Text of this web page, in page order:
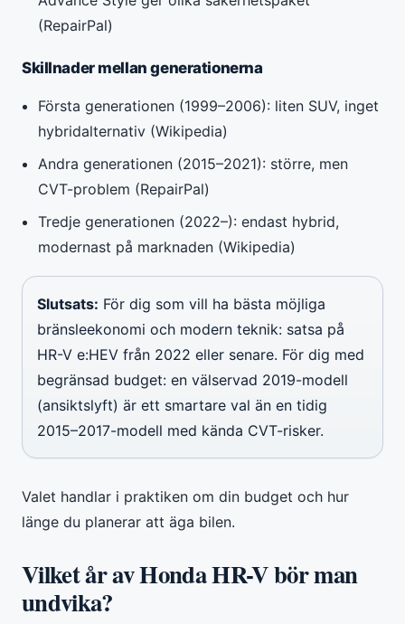
(RepairPal)
Skillnader mellan generationerna
Första generationen (1999–2006): liten SUV, inget
hybridalternativ (Wikipedia)
Andra generationen (2015–2021): större, men
CVT-problem (RepairPal)
Tredje generationen (2022–): endast hybrid,
modernast på marknaden (Wikipedia)
Slutsats: För dig som vill ha bästa möjliga
bränsleekonomi och modern teknik: satsa på
HR-V e:HEV från 2022 eller senare. För dig med
begränsad budget: en välservad 2019-modell
(ansiktslyft) är ett smartare val än en tidig
2015–2017-modell med kända CVT-risker.
Valet handlar i praktiken om din budget och hur
länge du planerar att äga bilen.
Vilket år av Honda HR-V bör man
undvika?